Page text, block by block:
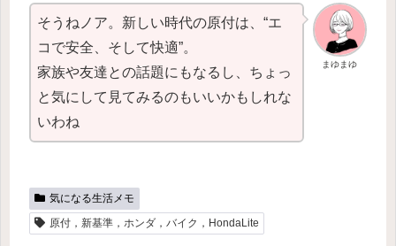
まゆまゆ
そうねノア。新しい時代の原付は、“エ
コで安全、そして快適”。
家族や友達との話題にもなるし、ちょっ
と気にして見てみるのもいいかもしれな
いわね
気になる生活メモ
原付，新基準，ホンダ，バイク，HondaLite